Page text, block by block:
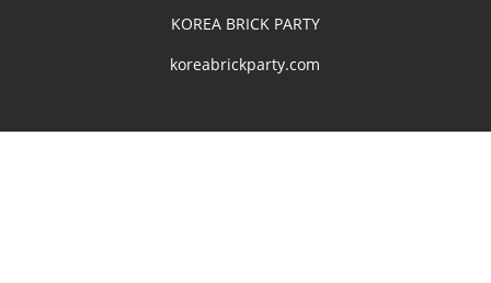
KOREA BRICK PARTY
koreabrickparty.com